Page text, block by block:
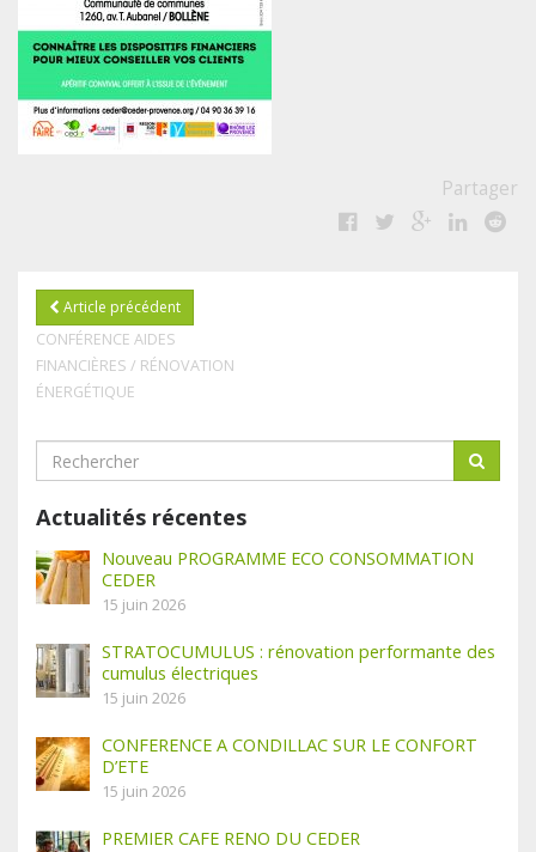
Partager
Article précédent
CONFÉRENCE AIDES
FINANCIÈRES / RÉNOVATION
ÉNERGÉTIQUE
Actualités récentes
Nouveau PROGRAMME ECO CONSOMMATION
CEDER
15 juin 2026
STRATOCUMULUS : rénovation performante des
cumulus électriques
15 juin 2026
CONFERENCE A CONDILLAC SUR LE CONFORT
D’ETE
15 juin 2026
PREMIER CAFE RENO DU CEDER